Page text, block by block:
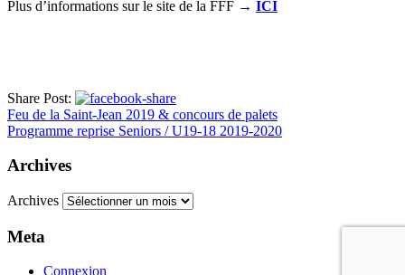
Plus d’informations sur le site de la FFF → ICI
Share Post:
Feu de la Saint-Jean 2019 & concours de palets
Programme reprise Seniors / U19-18 2019-2020
Archives
Archives
Meta
Connexion